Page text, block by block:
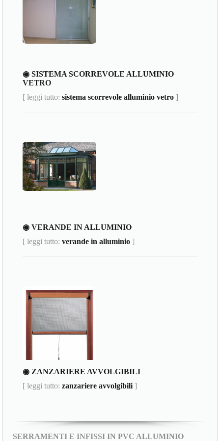
◉ SISTEMA SCORREVOLE ALLUMINIO
VETRO
[ leggi tutto:sistema scorrevole alluminio vetro ]
◉ VERANDE IN ALLUMINIO
[ leggi tutto:verande in alluminio ]
◉ ZANZARIERE AVVOLGIBILI
[ leggi tutto:zanzariere avvolgibili ]
SERRAMENTI E INFISSI IN PVC ALLUMINIO